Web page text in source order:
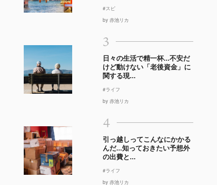
#スピ
by 赤池リカ
3
日々の生活で精一杯…不安だ
けど動けない「老後資金」に
関する現...
#ライフ
by 赤池リカ
4
引っ越しってこんなにかかる
んだ…知っておきたい予想外
の出費と...
#ライフ
by 赤池リカ